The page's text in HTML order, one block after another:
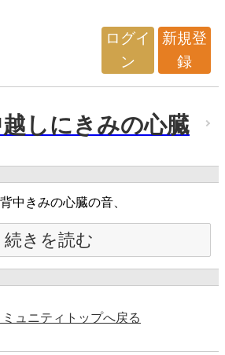
ログイ
ン
新規登
録
しにきみの心臓
きみの心臓の音、
続きを読む
ミュニティトップへ戻る